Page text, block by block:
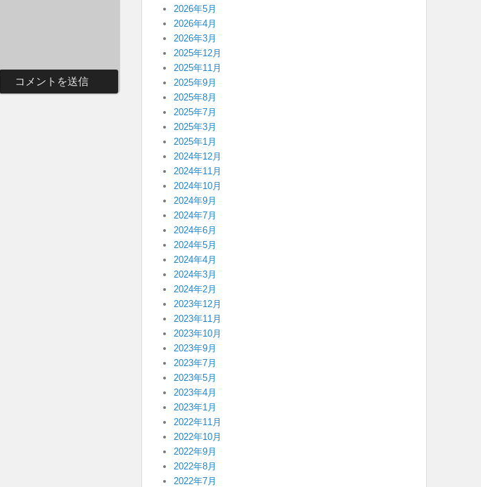
2026年5月
2026年4月
2026年3月
2025年12月
2025年11月
2025年9月
2025年8月
2025年7月
2025年3月
2025年1月
2024年12月
2024年11月
2024年10月
2024年9月
2024年7月
2024年6月
2024年5月
2024年4月
2024年3月
2024年2月
2023年12月
2023年11月
2023年10月
2023年9月
2023年7月
2023年5月
2023年4月
2023年1月
2022年11月
2022年10月
2022年9月
2022年8月
2022年7月